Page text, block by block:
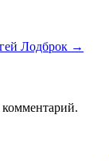
Лодброк →
комментарий.